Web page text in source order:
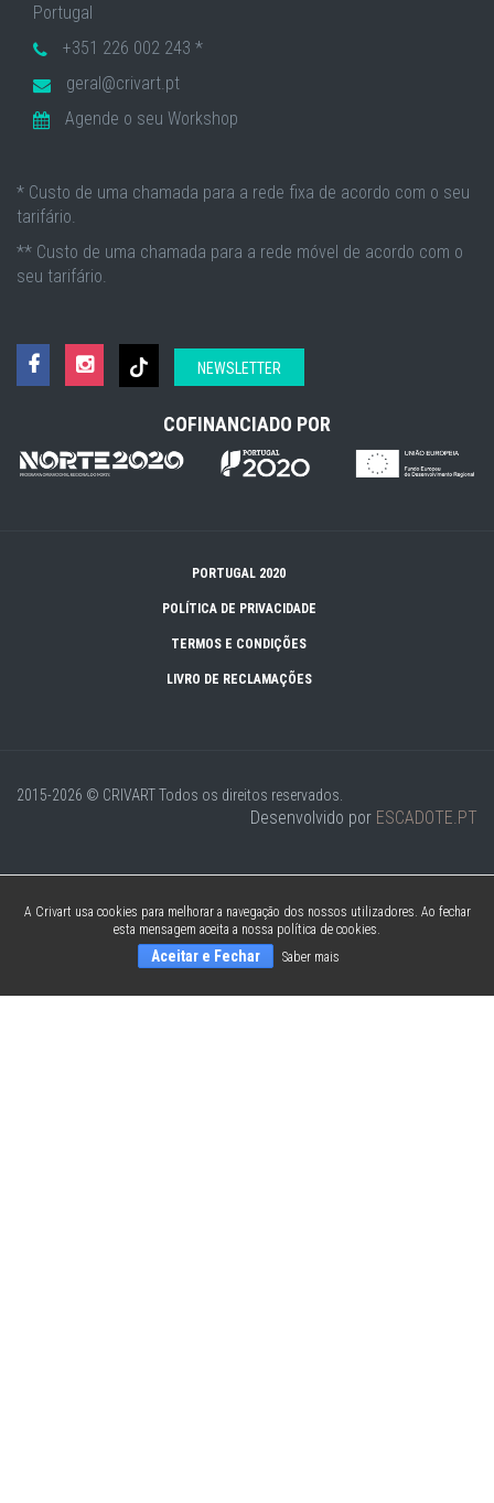
Portugal
+351 226 002 243 *
geral@crivart.pt
Agende o seu Workshop
* Custo de uma chamada para a rede fixa de acordo com o seu
tarifário.
** Custo de uma chamada para a rede móvel de acordo com o
seu tarifário.
NEWSLETTER
COFINANCIADO POR
PORTUGAL 2020
POLÍTICA DE PRIVACIDADE
TERMOS E CONDIÇÕES
LIVRO DE RECLAMAÇÕES
2015-2026 © CRIVARTTodos os direitos reservados.
Desenvolvido por ESCADOTE.PT
A Crivart usa cookies para melhorar a navegação dos nossos utilizadores. Ao fechar
esta mensagem aceita a nossa política de cookies.
Aceitar e Fechar Saber mais